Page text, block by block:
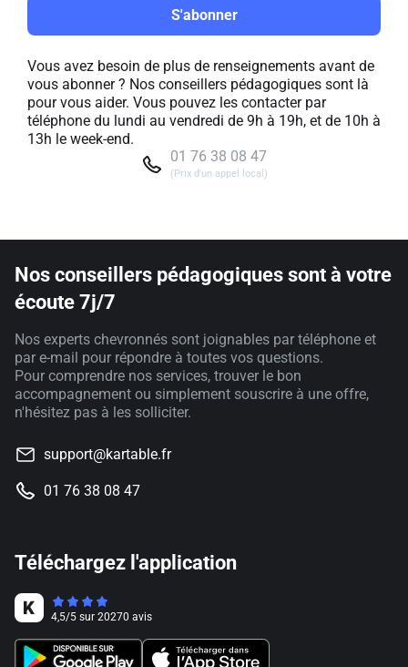
S'abonner
Vous avez besoin de plus de renseignements avant de
vous abonner ? Nos conseillers pédagogiques sont là
pour vous aider. Vous pouvez les contacter par
téléphone du lundi au vendredi de 9h à 19h, et de 10h à
13h le week-end.
01 76 38 08 47
(Prix d'un appel local)
Nos conseillers pédagogiques sont à votre
écoute 7j/7
Nos experts chevronnés sont joignables par téléphone et
par e-mail pour répondre à toutes vos questions.
Pour comprendre nos services, trouver le bon
accompagnement ou simplement souscrire à une offre,
n'hésitez pas à les solliciter.
support@kartable.fr
01 76 38 08 47
Téléchargez l'application
4,5/5 sur 20270 avis